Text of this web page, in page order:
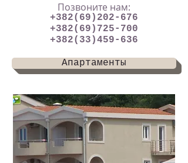
Позвоните нам:
+382(69)202-676
+382(69)725-700
+382(33)459-636
Апартаменты